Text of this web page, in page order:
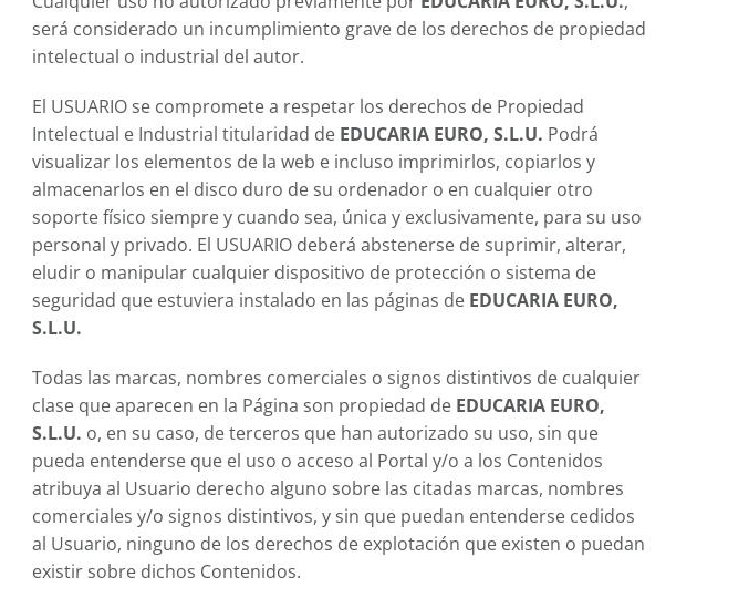
será considerado un incumplimiento grave de los derechos de propiedad
intelectual o industrial del autor.
El USUARIO se compromete a respetar los derechos de Propiedad
Intelectual e Industrial titularidad de EDUCARIA EURO, S.L.U. Podrá
visualizar los elementos de la web e incluso imprimirlos, copiarlos y
almacenarlos en el disco duro de su ordenador o en cualquier otro
soporte físico siempre y cuando sea, única y exclusivamente, para su uso
personal y privado. El USUARIO deberá abstenerse de suprimir, alterar,
eludir o manipular cualquier dispositivo de protección o sistema de
seguridad que estuviera instalado en las páginas de EDUCARIA EURO,
S.L.U.
Todas las marcas, nombres comerciales o signos distintivos de cualquier
clase que aparecen en la Página son propiedad de EDUCARIA EURO,
S.L.U. o, en su caso, de terceros que han autorizado su uso, sin que
pueda entenderse que el uso o acceso al Portal y/o a los Contenidos
atribuya al Usuario derecho alguno sobre las citadas marcas, nombres
comerciales y/o signos distintivos, y sin que puedan entenderse cedidos
al Usuario, ninguno de los derechos de explotación que existen o puedan
existir sobre dichos Contenidos.